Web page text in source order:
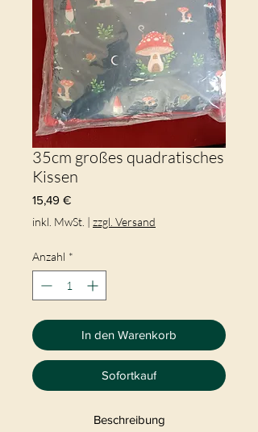
35cm großes quadratisches
Kissen
15,49 €Preis
inkl. MwSt. | zzgl. Versand
Anzahl *
In den Warenkorb
Sofortkauf
Beschreibung